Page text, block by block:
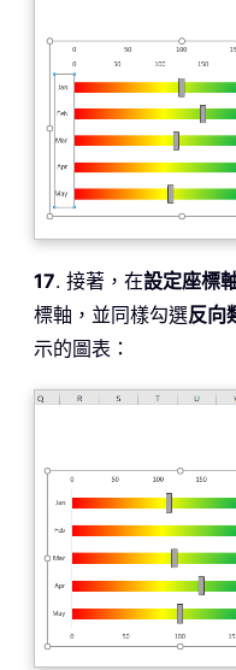
17. 接著，在設定座標
標軸，並同樣勾選反向
示的圖表：